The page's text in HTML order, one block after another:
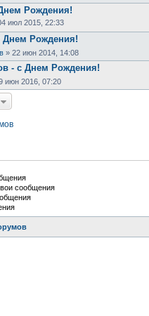
Рождения!
июл 2015, 22:33
Днем Рождения!
» 22 июн 2014, 14:08
- с Днем Рождения!
июн 2016, 07:20
сообщения